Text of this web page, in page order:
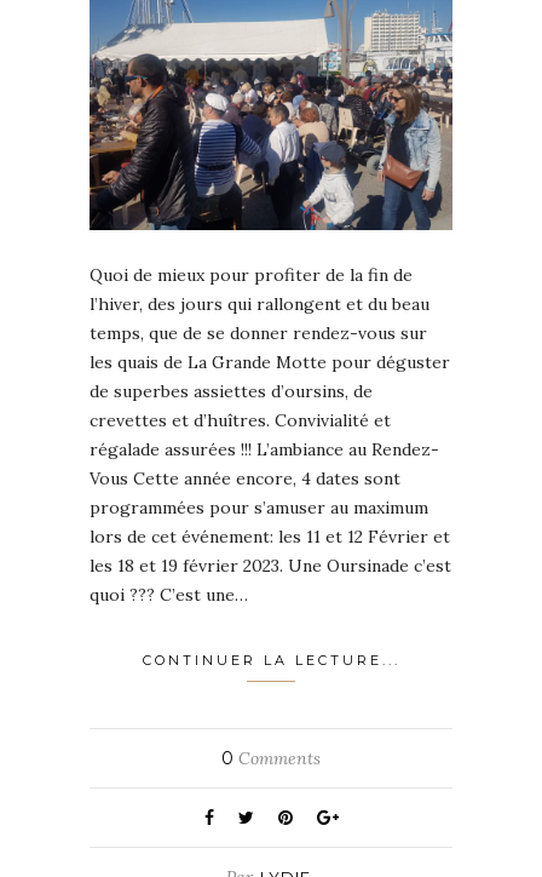
Quoi de mieux pour profiter de la fin de
l’hiver, des jours qui rallongent et du beau
temps, que de se donner rendez-vous sur
les quais de La Grande Motte pour déguster
de superbes assiettes d’oursins, de
crevettes et d’huîtres. Convivialité et
régalade assurées !!! L’ambiance au Rendez-
Vous Cette année encore, 4 dates sont
programmées pour s’amuser au maximum
lors de cet événement: les 11 et 12 Février et
les 18 et 19 février 2023. Une Oursinade c’est
quoi ??? C’est une…
CONTINUER LA LECTURE...
0 Comments